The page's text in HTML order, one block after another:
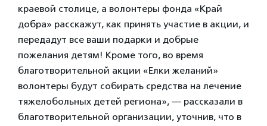
краевой столице, а волонтеры фонда «Край
добра» расскажут, как принять участие в акции, и
передадут все ваши подарки и добрые
пожелания детям! Кроме того, во время
благотворительной акции «Елки желаний»
волонтеры будут собирать средства на лечение
тяжелобольных детей региона», — рассказали в
благотворительной организации, уточнив, что в